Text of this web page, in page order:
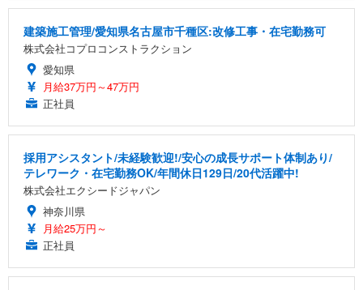
建築施工管理/愛知県名古屋市千種区:改修工事・在宅勤務可
株式会社コプロコンストラクション
愛知県
月給37万円～47万円
正社員
採用アシスタント/未経験歓迎!/安心の成長サポート体制あり/
テレワーク・在宅勤務OK/年間休日129日/20代活躍中!
株式会社エクシードジャパン
神奈川県
月給25万円～
正社員